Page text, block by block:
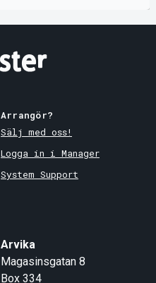
Arrangör?
Sälj med oss!
Logga in i Manager
System Support
Arvika
Magasinsgatan 8
Box 334